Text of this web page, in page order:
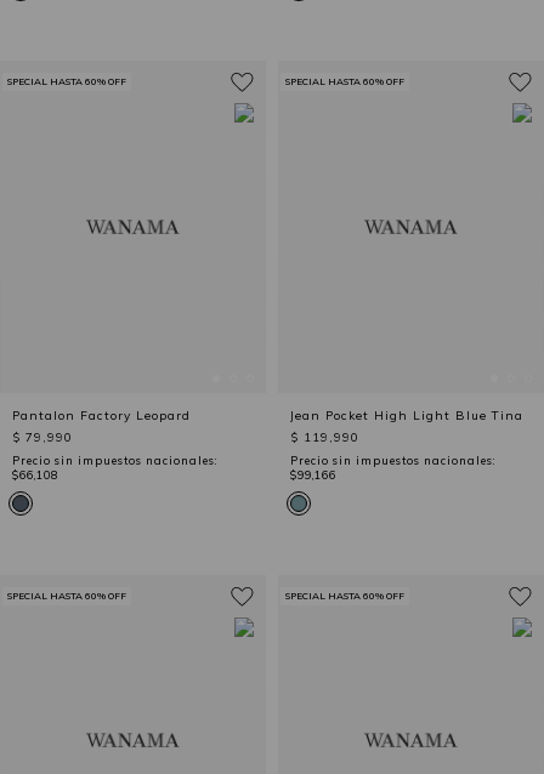
Pantalon Factory Leopard
$ 79,990
Precio sin impuestos nacionales:
$66,108
SPECIAL HASTA 60% OFF
Jean Pocket High Light Blue Tina
$ 119,990
Precio sin impuestos nacionales:
$99,166
SPECIAL HASTA 60% OFF
SPECIAL HASTA 60% OFF SPECIAL HASTA 60% OFF